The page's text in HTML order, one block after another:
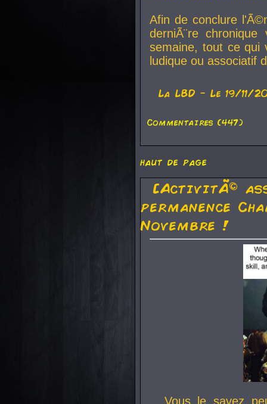
Afin de conclure
derniÃ¨re
semaine, tout ce qui
ludique ou associatif
La LBD - Le 19/11/
Commentaires (447)
haut de page
[ActivitÃ©
permanence
Novembre !
Vous le savez